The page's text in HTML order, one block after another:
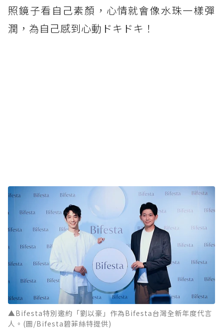
照鏡子看自己素顏，心情就會像水珠一樣彈
潤，為自己感到心動ドキドキ！
▲Bifesta特別邀約「劉以豪」作為Bifesta台灣全新年度代言
人。(圖/Bifesta碧菲絲特提供)